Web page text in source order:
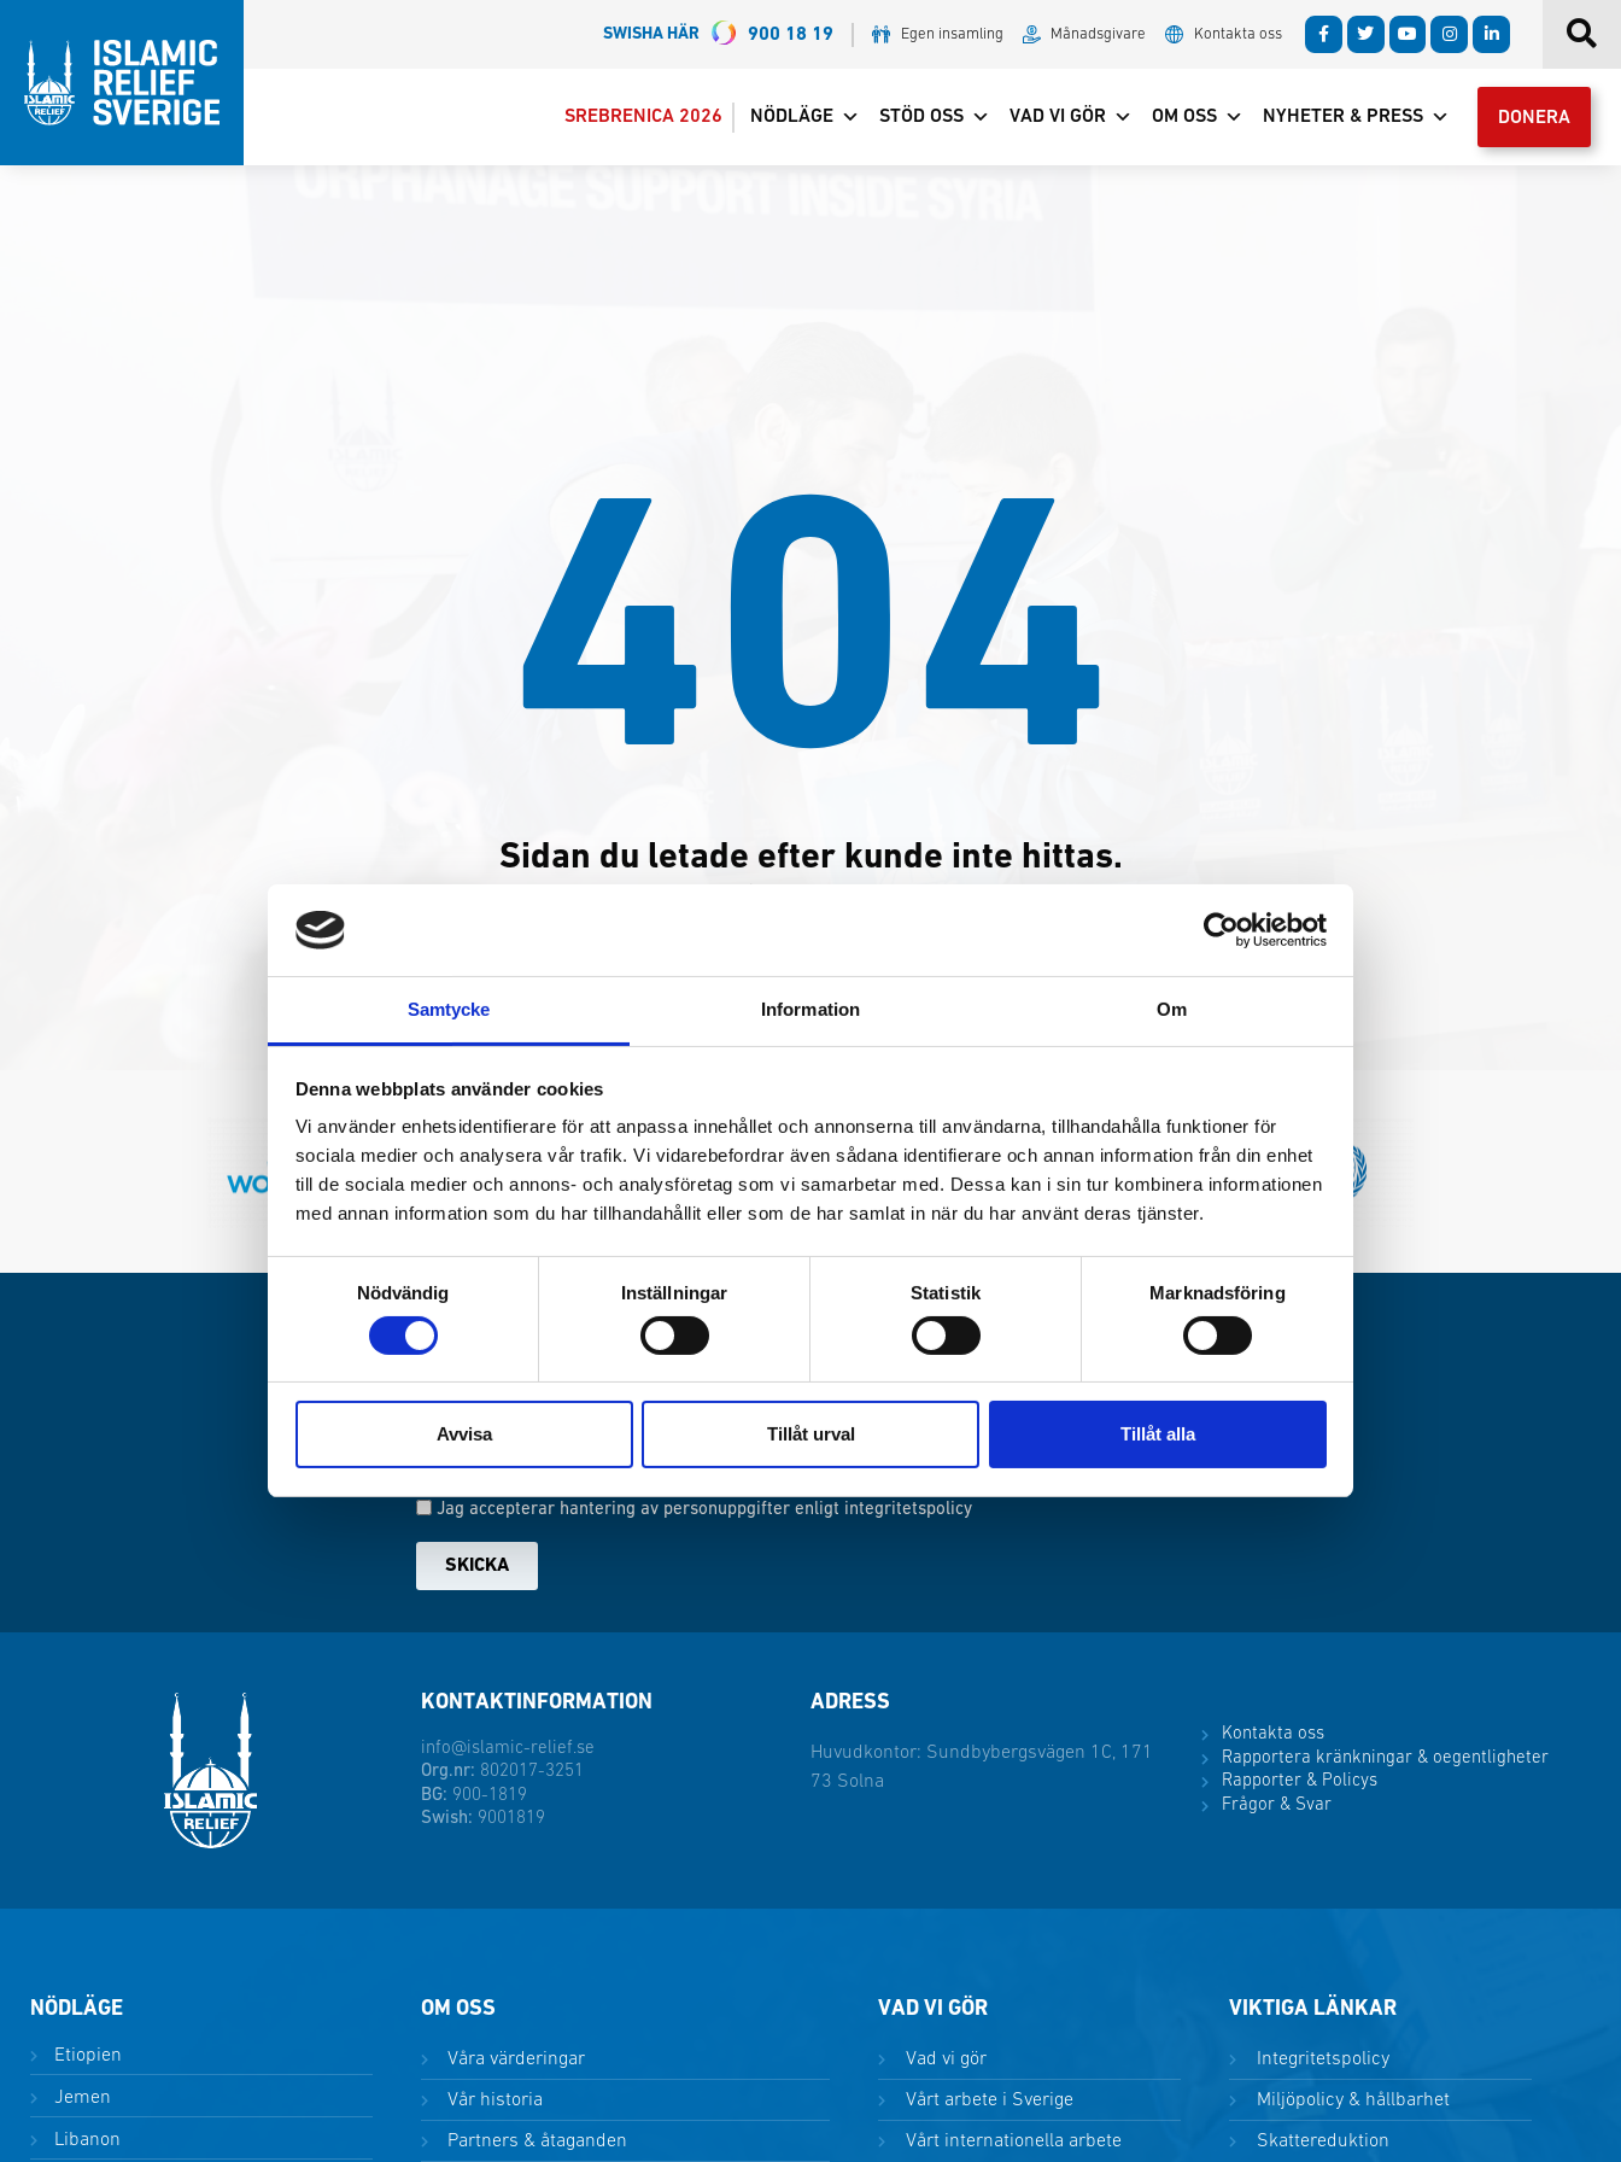
Samtycke Information Om
Denna webbplats använder cookies
Vi använder enhetsidentifierare för att anpassa innehållet och annonserna till användarna, tillhandahålla funktioner för
sociala medier och analysera vår trafik. Vi vidarebefordrar även sådana identifierare och annan information från din enhet
till de sociala medier och annons- och analysföretag som vi samarbetar med. Dessa kan i sin tur kombinera informationen
med annan information som du har tillhandahållit eller som de har samlat in när du har använt deras tjänster.
Samtyckesval
Nödvändig
Inställningar Statistik Marknadsföring
Avvisa Tillåt urval Tillåt alla
SWISHA HÄR 900 18 19 Egen insamling Månadsgivare Kontakta oss
SREBRENICA 2026 NÖDLÄGE STÖD OSS VAD VI GÖR OM OSS NYHETER & PRESS DONERA
404
Sidan du letade efter kunde inte hittas.
NYHETSBREV
Jag accepterar hantering av personuppgifter enligt integritetspolicy
SKICKA
KONTAKTINFORMATION
info@islamic-relief.se
Org.nr: 802017-3251
BG: 900-1819
Swish: 9001819
ADRESS
Huvudkontor: Sundbybergsvägen 1C, 171
73 Solna
Kontakta oss
Rapportera kränkningar & oegentligheter
Rapporter & Policys
Frågor & Svar
NÖDLÄGE
Etiopien
Jemen
Libanon
OM OSS
Våra värderingar
Vår historia
Partners & åtaganden
VAD VI GÖR
Vad vi gör
Vårt arbete i Sverige
Vårt internationella arbete
VIKTIGA LÄNKAR
Integritetspolicy
Miljöpolicy & hållbarhet
Skattereduktion